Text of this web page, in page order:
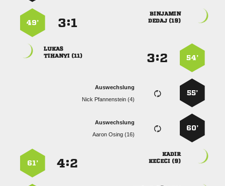

 
:
49’
54’
:

 
55’
Auswechslung
  
60’
Auswechslung
  

 
:
61’